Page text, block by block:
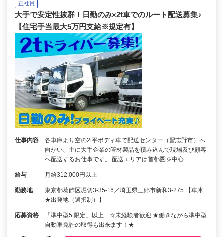
正社員
大手で安定性抜群！日勤のみ×2t車でのルート配送募集♪
【住宅手当最大5万円支給※規定有】
仕事内容
各車庫より空の2t平ボディ車で配送センター（習志野市）へ
向かい、主に大手企業の管材製品を積み込んで現場及び顧客
へ配送するお仕事です。 配送エリアは首都圏を中心…
給与 月給312,000円以上
勤務地
東京都葛飾区堀切3-35-16／埼玉県三郷市新和3-275 【車庫
★出発地（選択制）】
応募資格
「準中型5t限定」以上 ☆未経験者歓迎 ★働きながら準中型
自動車免許の取得も出来ます！★